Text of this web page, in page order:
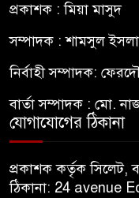
প্রকাশক : মিয়া মাসুদ
সম্পাদক : শামসুল
নির্বাহী সম্পাদক:
বার্তা সম্পাদক : মো.
যোগাযোগের ঠিকানা
প্রকাশক কর্তৃক সিলেট,
ঠিকানা: 24 avenue